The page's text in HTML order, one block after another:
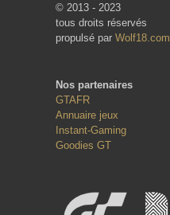
© 2013 - 2023
tous droits réservés
propulsé par Wolf18.com
Nos partenaires
GTAFR
Annuaire jeux
Instant-Gaming
Goodies GT